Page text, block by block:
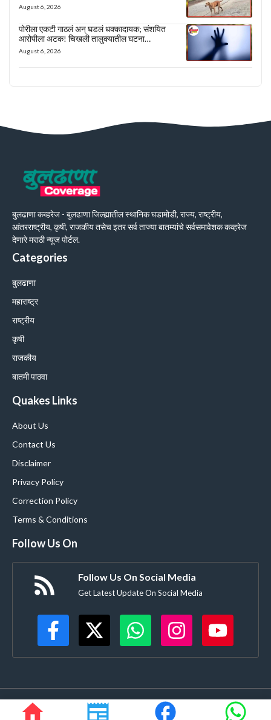
August 6, 2026
पोरीला एकटी गाठलं अन् घडलं धक्कादायक; संशयित
आरोपीला अटक! चिखली तालुक्यातील घटना…
August 6, 2026
बुलढाणा कव्हरेज - बुलढाणा जिल्ह्यातील स्थानिक घडामोडी, राज्य, राष्ट्रीय,
आंतरराष्ट्रीय, कृषी, राजकीय तसेच इतर सर्व ताज्या बातम्यांचे सर्वसमावेशक कव्हरेज
देणारे मराठी न्यूज पोर्टल.
Categories
बुलढाणा
महाराष्ट्र
राष्ट्रीय
कृषी
राजकीय
बातमी पाठवा
Quakes Links
About Us
Contact Us
Disclaimer
Privacy Policy
Correction Policy
Terms & Conditions
Follow Us On
Follow Us On Social Media
Get Latest Update On Social Media
©Buldanacoverage.com
• All rights reserved • Created by-
Rajdhanve.in
Mo. 8378908271